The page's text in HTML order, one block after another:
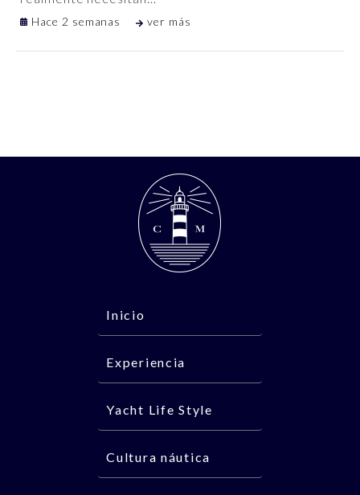
Hace 2 semanas ver más
Inicio
Experiencia
Yacht Life Style
Cultura náutica